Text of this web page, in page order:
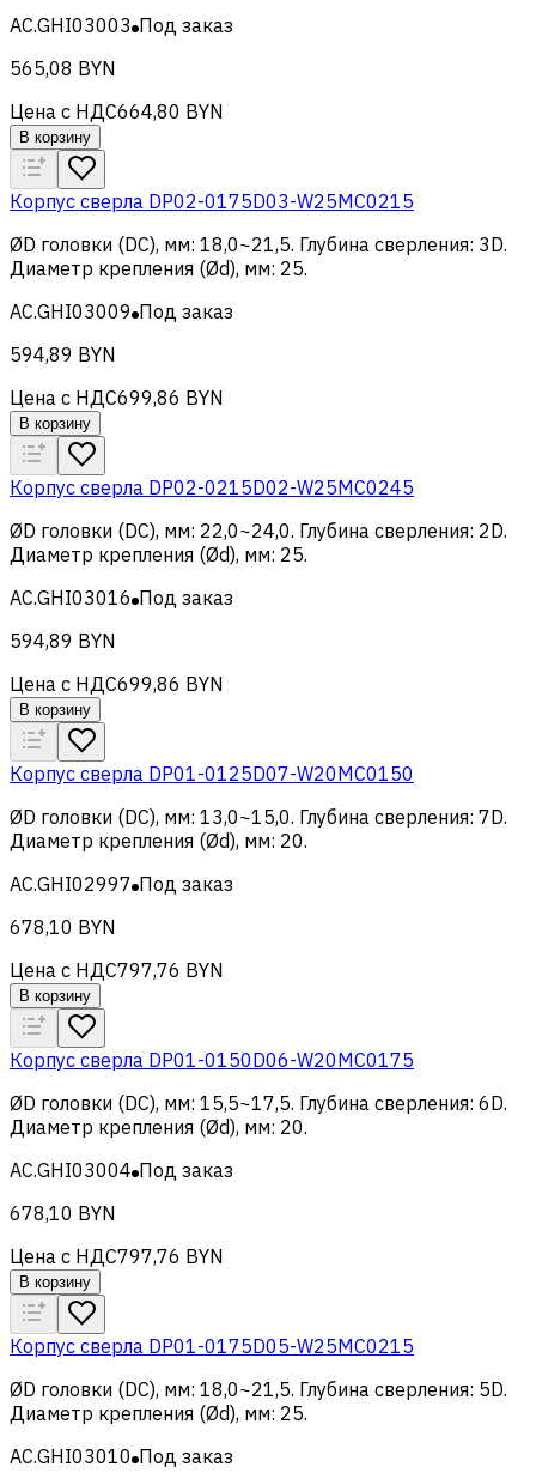
AC.GHI03003 Под заказ
565,08 BYN
Цена с НДС664,80 BYN
В корзину
Корпус сверла DP02-0175D03-W25MC0215
ØD головки (DC), мм: 18,0~21,5. Глубина сверления: 3D.
Диаметр крепления (Ød), мм: 25.
AC.GHI03009 Под заказ
594,89 BYN
Цена с НДС699,86 BYN
В корзину
Корпус сверла DP02-0215D02-W25MC0245
ØD головки (DC), мм: 22,0~24,0. Глубина сверления: 2D.
Диаметр крепления (Ød), мм: 25.
AC.GHI03016 Под заказ
594,89 BYN
Цена с НДС699,86 BYN
В корзину
Корпус сверла DP01-0125D07-W20MC0150
ØD головки (DC), мм: 13,0~15,0. Глубина сверления: 7D.
Диаметр крепления (Ød), мм: 20.
AC.GHI02997 Под заказ
678,10 BYN
Цена с НДС797,76 BYN
В корзину
Корпус сверла DP01-0150D06-W20MC0175
ØD головки (DC), мм: 15,5~17,5. Глубина сверления: 6D.
Диаметр крепления (Ød), мм: 20.
AC.GHI03004 Под заказ
678,10 BYN
Цена с НДС797,76 BYN
В корзину
Корпус сверла DP01-0175D05-W25MC0215
ØD головки (DC), мм: 18,0~21,5. Глубина сверления: 5D.
Диаметр крепления (Ød), мм: 25.
AC.GHI03010 Под заказ